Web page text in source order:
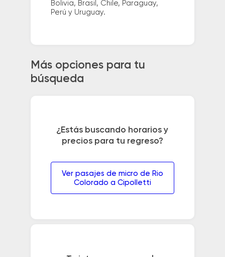
Bolivia, Brasil, Chile, Paraguay,
Perú y Uruguay.
Más opciones para tu
búsqueda
¿Estás buscando horarios y
precios para tu regreso?
Ver pasajes de micro de Rio
Colorado a Cipolletti